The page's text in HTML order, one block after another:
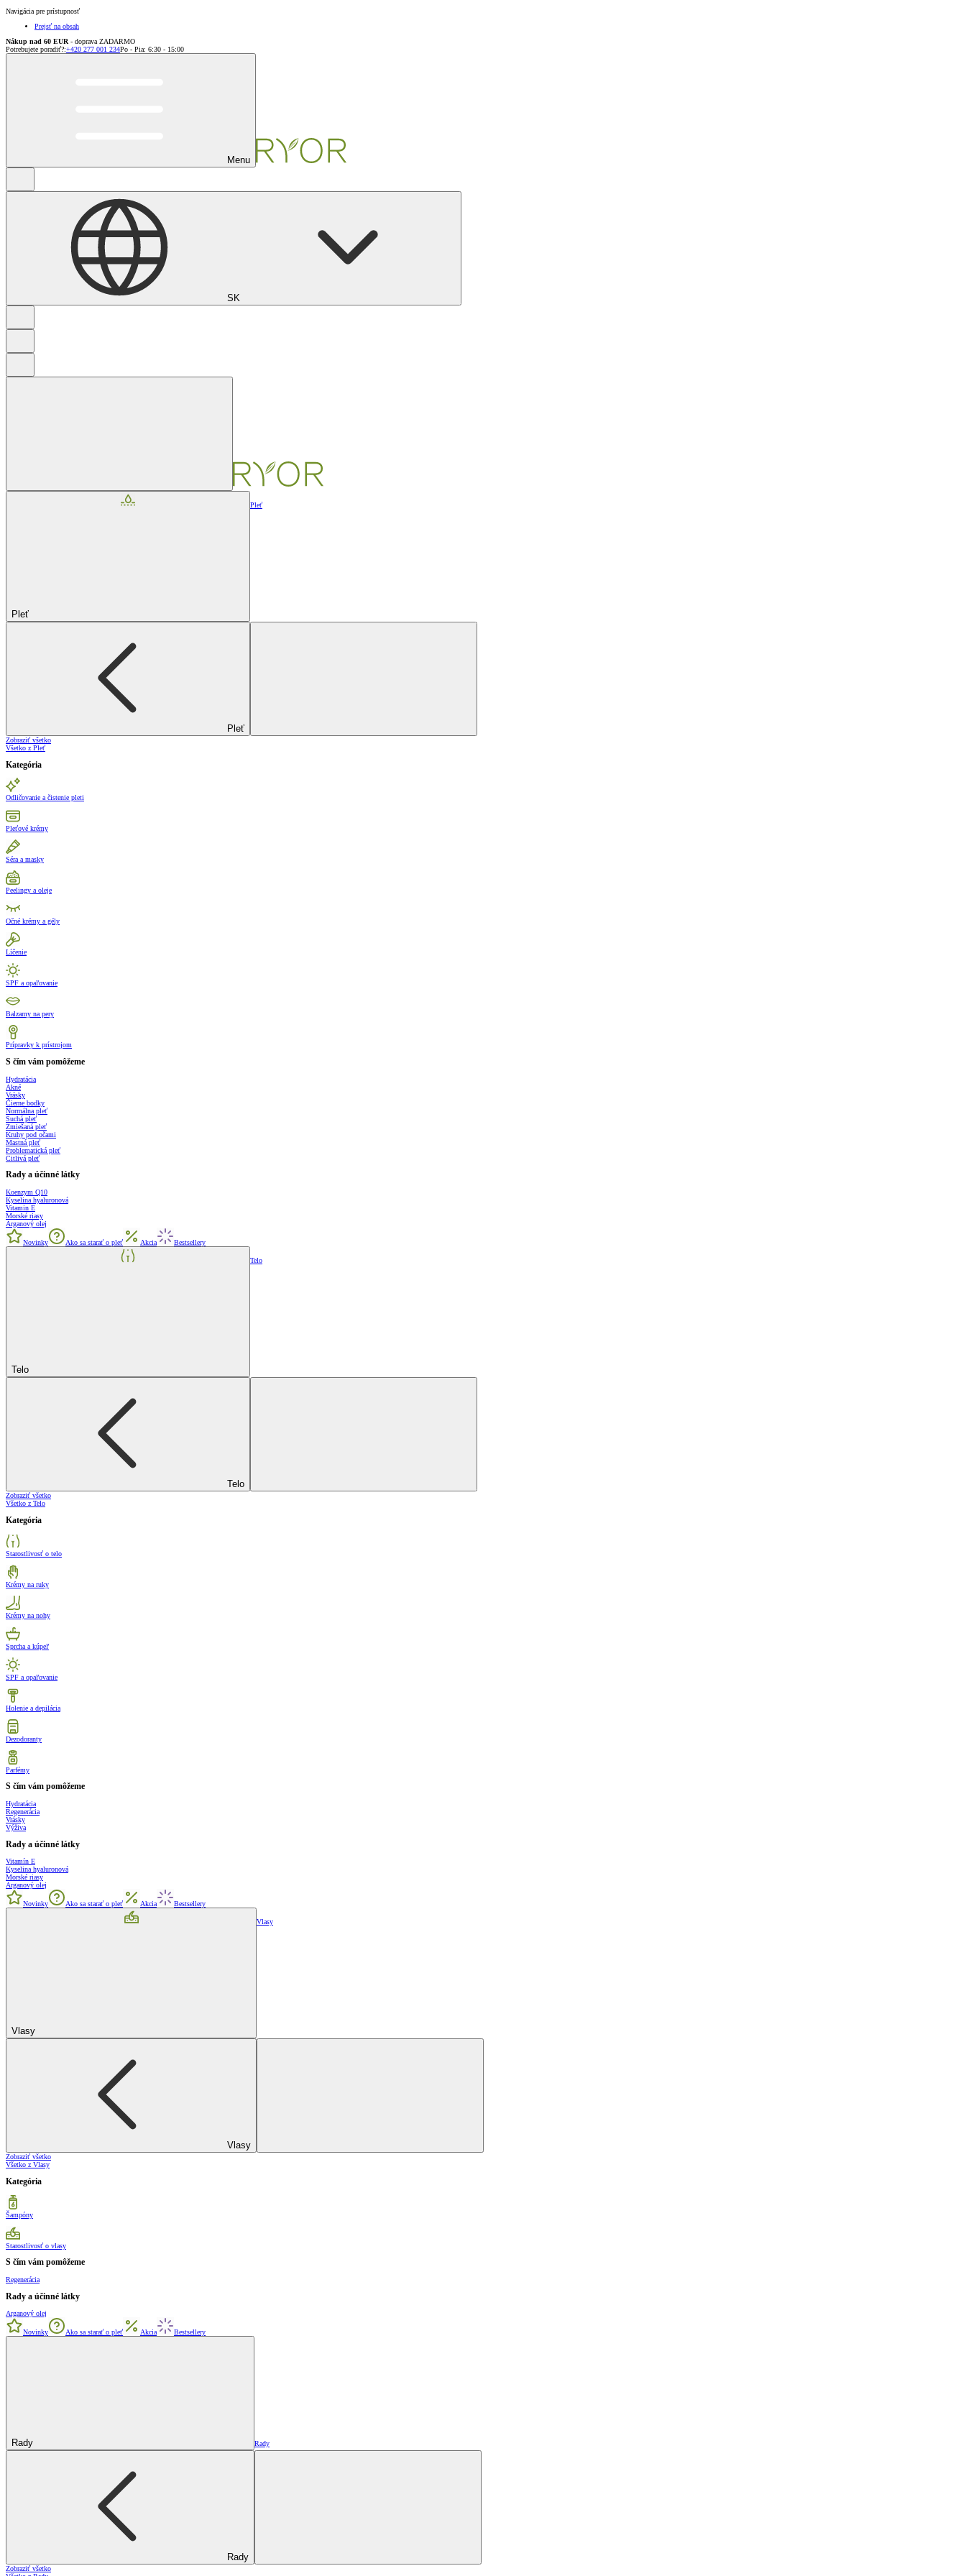
Navigácia pre prístupnosť
Prejsť na obsah
Nákup nad 60 EUR - doprava ZADARMO
Potrebujete poradiť?:+420 277 001 234Po - Pia: 6:30 - 15:00
Menu
SK
Pleť
Pleť
Pleť
Zobraziť všetko
Všetko z Pleť
Kategória
Odličovanie a čistenie pleti
Pleťové krémy
Séra a masky
Peelingy a oleje
Očné krémy a gély
Líčenie
SPF a opaľovanie
Balzamy na pery
Prípravky k prístrojom
S čím vám pomôžeme
Hydratácia
Akné
Vrásky
Čierne bodky
Normálna pleť
Suchá pleť
Zmiešaná pleť
Kruhy pod očami
Mastná pleť
Problematická pleť
Citlivá pleť
Rady a účinné látky
Koenzym Q10
Kyselina hyaluronová
Vitamin E
Morské riasy
Arganový olej
Novinky Ako sa starať o pleť Akcia Bestsellery
Telo
Telo
Telo
Zobraziť všetko
Všetko z Telo
Kategória
Starostlivosť o telo
Krémy na ruky
Krémy na nohy
Sprcha a kúpeľ
SPF a opaľovanie
Holenie a depilácia
Dezodoranty
Parfémy
S čím vám pomôžeme
Hydratácia
Regenerácia
Vrásky
Výživa
Rady a účinné látky
Vitamín E
Kyselina hyaluronová
Morské riasy
Arganový olej
Novinky Ako sa starať o pleť Akcia Bestsellery
Vlasy
Vlasy
Vlasy
Zobraziť všetko
Všetko z Vlasy
Kategória
Šampóny
Starostlivosť o vlasy
S čím vám pomôžeme
Regenerácia
Rady a účinné látky
Arganový olej
Novinky Ako sa starať o pleť Akcia Bestsellery
Rady Rady
Rady
Zobraziť všetko